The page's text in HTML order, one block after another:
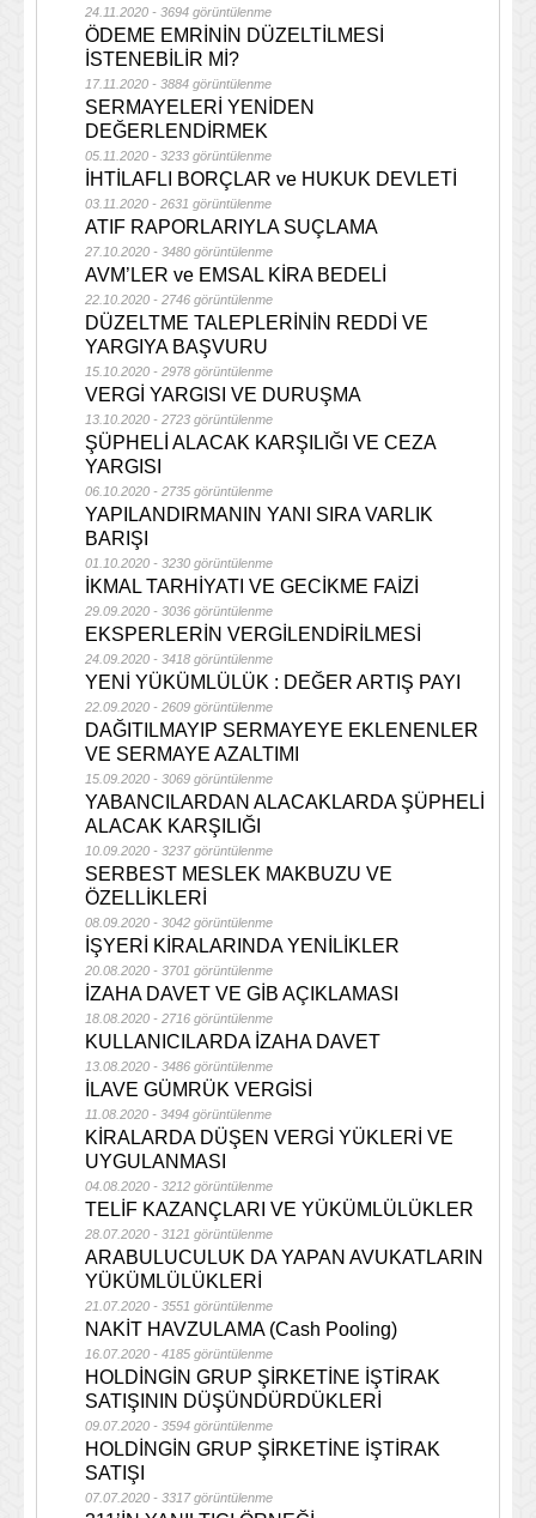
24.11.2020 - 3694 görüntülenme
ÖDEME EMRİNİN DÜZELTİLMESİ
İSTENEBİLİR Mİ?
17.11.2020 - 3884 görüntülenme
SERMAYELERİ YENİDEN
DEĞERLENDİRMEK
05.11.2020 - 3233 görüntülenme
İHTİLAFLI BORÇLAR ve HUKUK DEVLETİ
03.11.2020 - 2631 görüntülenme
ATIF RAPORLARIYLA SUÇLAMA
27.10.2020 - 3480 görüntülenme
AVM’LER ve EMSAL KİRA BEDELİ
22.10.2020 - 2746 görüntülenme
DÜZELTME TALEPLERİNİN REDDİ VE
YARGIYA BAŞVURU
15.10.2020 - 2978 görüntülenme
VERGİ YARGISI VE DURUŞMA
13.10.2020 - 2723 görüntülenme
ŞÜPHELİ ALACAK KARŞILIĞI VE CEZA
YARGISI
06.10.2020 - 2735 görüntülenme
YAPILANDIRMANIN YANI SIRA VARLIK
BARIŞI
01.10.2020 - 3230 görüntülenme
İKMAL TARHİYATI VE GECİKME FAİZİ
29.09.2020 - 3036 görüntülenme
EKSPERLERİN VERGİLENDİRİLMESİ
24.09.2020 - 3418 görüntülenme
YENİ YÜKÜMLÜLÜK : DEĞER ARTIŞ PAYI
22.09.2020 - 2609 görüntülenme
DAĞITILMAYIP SERMAYEYE EKLENENLER
VE SERMAYE AZALTIMI
15.09.2020 - 3069 görüntülenme
YABANCILARDAN ALACAKLARDA ŞÜPHELİ
ALACAK KARŞILIĞI
10.09.2020 - 3237 görüntülenme
SERBEST MESLEK MAKBUZU VE
ÖZELLİKLERİ
08.09.2020 - 3042 görüntülenme
İŞYERİ KİRALARINDA YENİLİKLER
20.08.2020 - 3701 görüntülenme
İZAHA DAVET VE GİB AÇIKLAMASI
18.08.2020 - 2716 görüntülenme
KULLANICILARDA İZAHA DAVET
13.08.2020 - 3486 görüntülenme
İLAVE GÜMRÜK VERGİSİ
11.08.2020 - 3494 görüntülenme
KİRALARDA DÜŞEN VERGİ YÜKLERİ VE
UYGULANMASI
04.08.2020 - 3212 görüntülenme
TELİF KAZANÇLARI VE YÜKÜMLÜLÜKLER
28.07.2020 - 3121 görüntülenme
ARABULUCULUK DA YAPAN AVUKATLARIN
YÜKÜMLÜLÜKLERİ
21.07.2020 - 3551 görüntülenme
NAKİT HAVZULAMA (Cash Pooling)
16.07.2020 - 4185 görüntülenme
HOLDİNGİN GRUP ŞİRKETİNE İŞTİRAK
SATIŞININ DÜŞÜNDÜRDÜKLERİ
09.07.2020 - 3594 görüntülenme
HOLDİNGİN GRUP ŞİRKETİNE İŞTİRAK
SATIŞI
07.07.2020 - 3317 görüntülenme